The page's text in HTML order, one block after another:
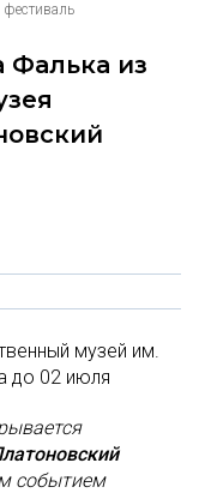
фестиваль
Фалька из
музей им.
до 02 июля
событием